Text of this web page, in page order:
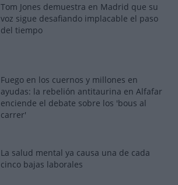
Tom Jones demuestra en Madrid que su
voz sigue desafiando implacable el paso
del tiempo
Fuego en los cuernos y millones en
ayudas: la rebelión antitaurina en Alfafar
enciende el debate sobre los 'bous al
carrer'
La salud mental ya causa una de cada
cinco bajas laborales